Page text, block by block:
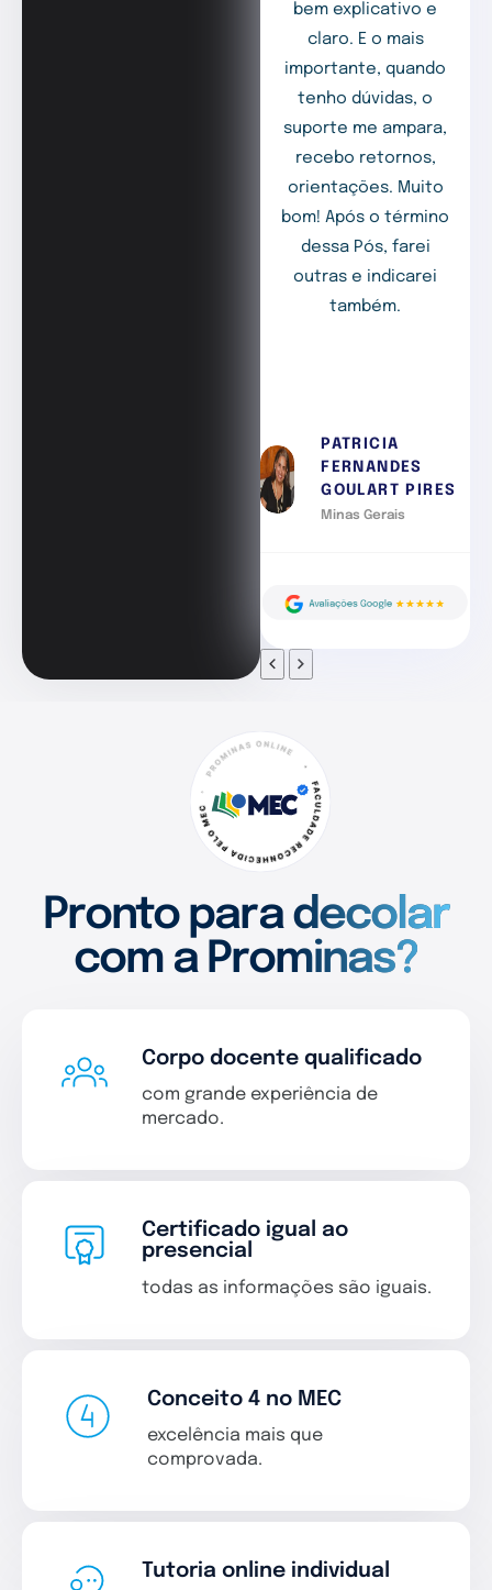
bem explicativo e
claro. E o mais
importante, quando
tenho dúvidas, o
suporte me ampara,
recebo retornos,
orientações. Muito
bom! Após o término
dessa Pós, farei
outras e indicarei
também.
PATRICIA
FERNANDES
GOULART PIRES
Minas Gerais
Pronto para decolar
com a Prominas?
Corpo docente qualificado
com grande experiência de
mercado.
Certificado igual ao
presencial
todas as informações são iguais.
Conceito 4 no MEC
excelência mais que
comprovada.
Tutoria online individual